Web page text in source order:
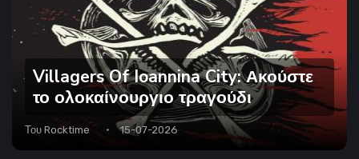
Villagers Of Ioannina City: Ακούστε
το ολοκαίνουργιο τραγούδι
Του Rocktime 15-07-2026